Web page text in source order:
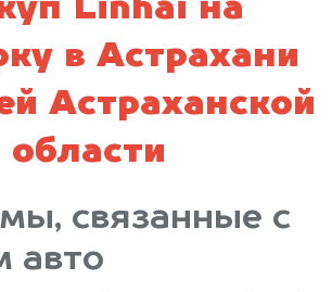
Linhai на
в Астрахани
Астраханской
области
связанные с
авто